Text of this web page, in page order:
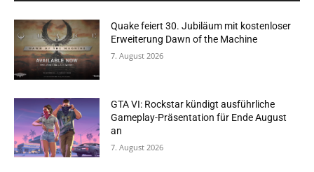
Quake feiert 30. Jubiläum mit kostenloser
Erweiterung Dawn of the Machine
7. August 2026
GTA VI: Rockstar kündigt ausführliche
Gameplay-Präsentation für Ende August
an
7. August 2026